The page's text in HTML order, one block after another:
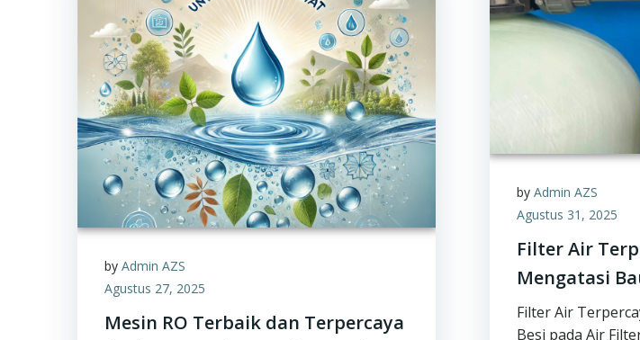
byAdmin AZS
Agustus 31, 2025
Filter Air
Mengatasi
Filter Air
Besi pada Air
by Admin AZS
Agustus 27, 2025
Mesin RO Terbaik dan Terpercaya